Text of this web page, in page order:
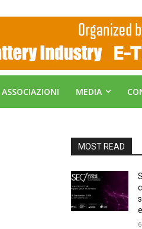
ASSOCIAZIONI MEDIA
MOST READ